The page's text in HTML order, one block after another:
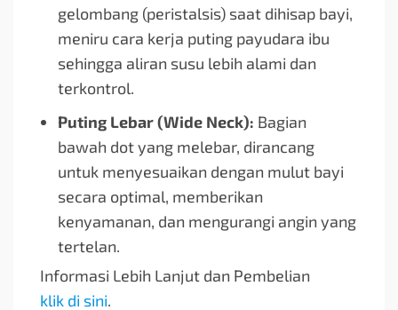
gelombang (peristalsis) saat dihisap bayi,
meniru cara kerja puting payudara ibu
sehingga aliran susu lebih alami dan
terkontrol.
Puting Lebar (Wide Neck): Bagian
bawah dot yang melebar, dirancang
untuk menyesuaikan dengan mulut bayi
secara optimal, memberikan
kenyamanan, dan mengurangi angin yang
tertelan.
Informasi Lebih Lanjut dan Pembelian
klik di sini.